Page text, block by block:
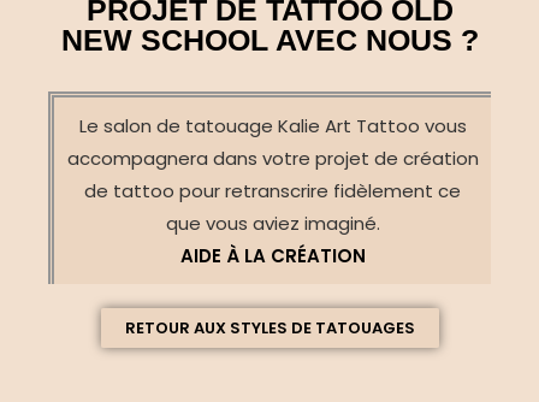
PROJET DE TATTOO OLD
NEW SCHOOL AVEC NOUS ?
Le salon de tatouage Kalie Art Tattoo vous
accompagnera dans votre projet de création
de tattoo pour retranscrire fidèlement ce
que vous aviez imaginé.
AIDE À LA CRÉATION
RETOUR AUX STYLES DE TATOUAGES